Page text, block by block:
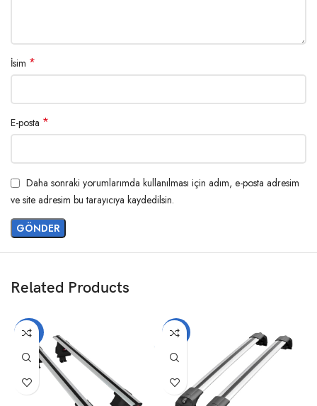
İsim *
E-posta *
Daha sonraki yorumlarımda kullanılması için adım, e-posta adresim
ve site adresim bu tarayıcıya kaydedilsin.
Related Products
-20% -14%